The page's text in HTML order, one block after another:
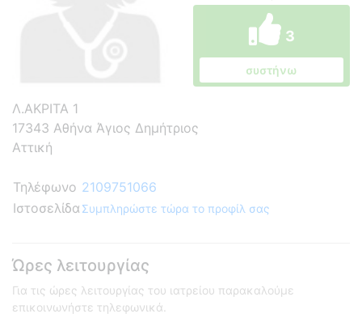
3
συστήνω
Λ.ΑΚΡΙΤΑ 1
17343 Αθήνα Άγιος Δημήτριος
Αττική
Τηλέφωνο 2109751066
Ιστοσελίδα Συμπληρώστε τώρα το προφίλ σας
Ώρες λειτουργίας
Για τις ώρες λειτουργίας του ιατρείου παρακαλούμε
επικοινωνήστε τηλεφωνικά.